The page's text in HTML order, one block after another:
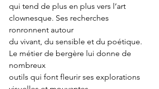
qui tend de plus en plus vers l’art
clownesque. Ses recherches
ronronnent autour
du vivant, du sensible et du poétique.
Le métier de bergère lui donne de
nombreux
outils qui font fleurir ses explorations